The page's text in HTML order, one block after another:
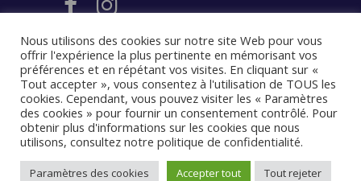
© 2020LA FERMETURE AUTOMATIQUE
Mentions légales–Politique de
confidentialité–Conditions générales de
Nous utilisons des cookies sur notre site Web pour vous
offrir l'expérience la plus pertinente en mémorisant vos
préférences et en répétant vos visites. En cliquant sur «
Tout accepter », vous consentez à l'utilisation de TOUS les
cookies. Cependant, vous pouvez visiter les « Paramètres
des cookies » pour fournir un consentement contrôlé. Pour
obtenir plus d'informations sur les cookies que nous
utilisons, consultez notre politique de confidentialité.
Paramètres des cookies Accepter tout Tout rejeter